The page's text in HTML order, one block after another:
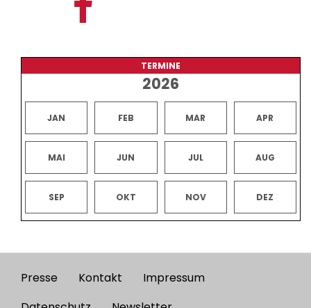
TERMINE
2026
JAN FEB MAR APR
MAI JUN JUL AUG
SEP OKT NOV DEZ
Footer
Presse Kontakt
Impressum